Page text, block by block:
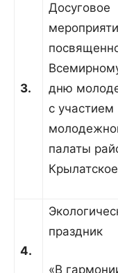
3.
Досуговое
дню
с участием
палаты
Крылатское
4.
праздник
«В